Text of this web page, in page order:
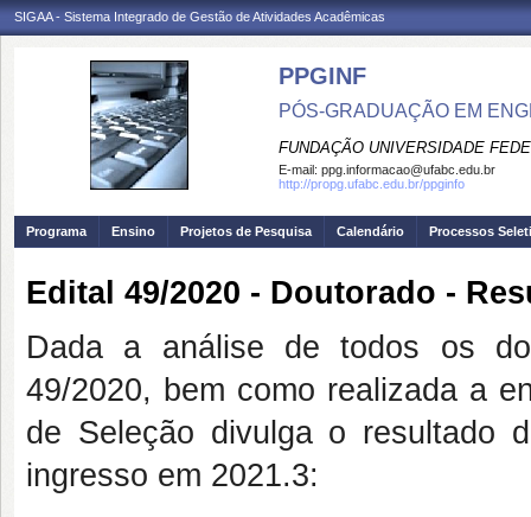
SIGAA - Sistema Integrado de Gestão de Atividades Acadêmicas
PPGINF
PÓS-GRADUAÇÃO EM
FUNDAÇÃO UNIVERSIDADE
E-mail: ppg.informacao@ufabc.edu.br
http://propg.ufabc.edu.br/ppginfo
Programa Ensino Projetos de Pesquisa Calendário Processos
Edital 49/2020 - Doutorado -
Dada a análise de todos os
49/2020, bem como realizada a
de Seleção divulga o resultado
ingresso em 2021.3: